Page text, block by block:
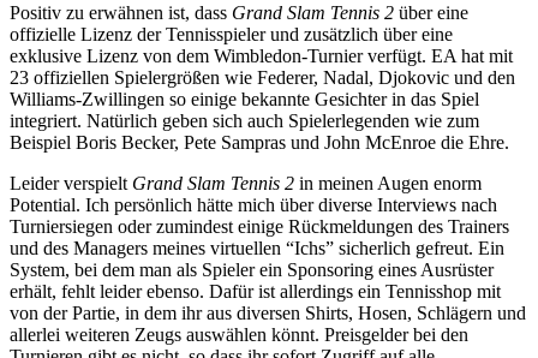
Positiv zu erwähnen ist, dass Grand Slam Tennis 2 über eine
offizielle Lizenz der Tennisspieler und zusätzlich über eine
exklusive Lizenz von dem Wimbledon-Turnier verfügt. EA hat mit
23 offiziellen Spielergrößen wie Federer, Nadal, Djokovic und den
Williams-Zwillingen so einige bekannte Gesichter in das Spiel
integriert. Natürlich geben sich auch Spielerlegenden wie zum
Beispiel Boris Becker, Pete Sampras und John McEnroe die Ehre.
Leider verspielt Grand Slam Tennis 2 in meinen Augen enorm
Potential. Ich persönlich hätte mich über diverse Interviews nach
Turniersiegen oder zumindest einige Rückmeldungen des Trainers
und des Managers meines virtuellen “Ichs” sicherlich gefreut. Ein
System, bei dem man als Spieler ein Sponsoring eines Ausrüster
erhält, fehlt leider ebenso. Dafür ist allerdings ein Tennisshop mit
von der Partie, in dem ihr aus diversen Shirts, Hosen, Schlägern und
allerlei weiteren Zeugs auswählen könnt. Preisgelder bei den